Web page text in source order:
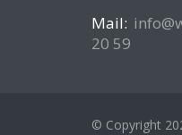
Mail:
20 59
© Copyright